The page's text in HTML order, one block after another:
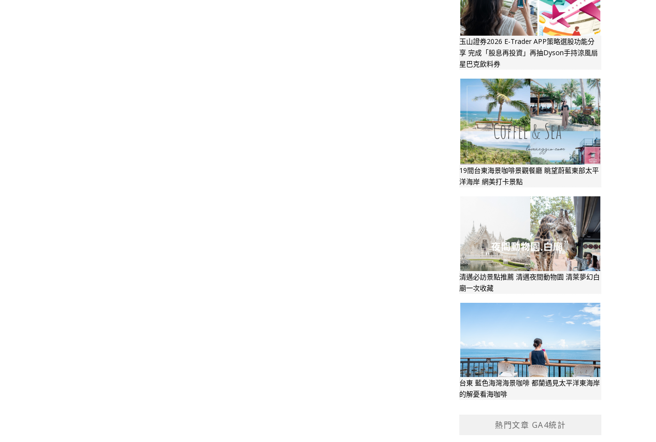
玉山證券2026 E-Trader APP策略選股功能分
享 完成「股息再投資」再抽Dyson手持涼風扇
星巴克飲料券
19間台東海景咖啡景觀餐廳 眺望蔚藍東部太平
洋海岸 網美打卡景點
清邁必訪景點推薦 清邁夜間動物園 清萊夢幻白
廟一次收藏
台東 藍色海灣海景咖啡 都蘭遇見太平洋東海岸
的解憂看海咖啡
熱門文章 GA4統計